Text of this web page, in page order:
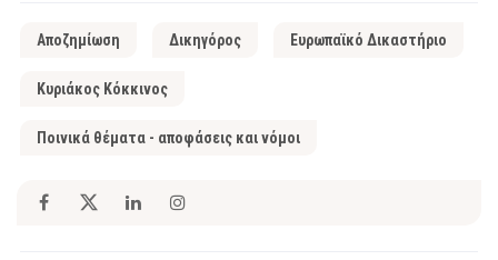
Αποζημίωση Δικηγόρος Ευρωπαϊκό Δικαστήριο
Κυριάκος Κόκκινος
Ποινικά θέματα - αποφάσεις και νόμοι